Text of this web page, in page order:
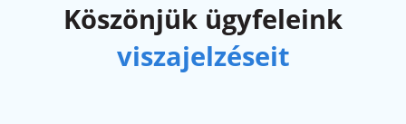
Köszönjük ügyfeleink
viszajelzéseit